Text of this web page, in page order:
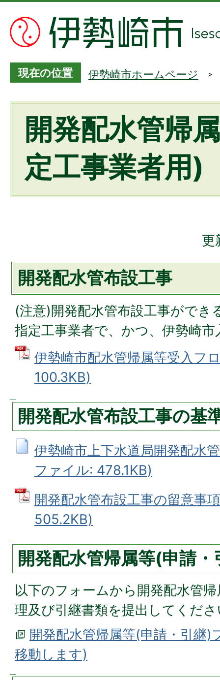
現在の位置 伊勢崎市ホームページ
開発配水管帰
定工事業者用)
更
開発配水管布設工事
(注意)開発配水管布設工事ができ
指定工事業者で、かつ、伊勢崎
伊勢崎市配水管帰属等受入フ
100.3KB)
開発配水管布設工事の基
伊勢崎市上下水道局開発配水
ファイル: 478.1KB)
開発配水管布設工事の留意事
505.2KB)
開発配水管帰属等(申請
以下のフォームから開発配水管
理及び引継書類を提出してくだ
開発配水管帰属等(申請・引継)
移動します)